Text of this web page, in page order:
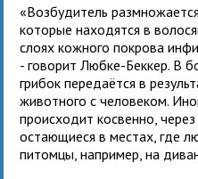
«Возбудитель
которые находятся в
слоях кожного покрова
- говорит Любке-Беккер. В
грибок передаётся в
животного с человеком.
происходит косвенно,
остающиеся в местах, где
питомцы, например, на